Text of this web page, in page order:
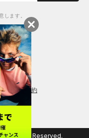
します。
会員規約
All Rights Reserved.